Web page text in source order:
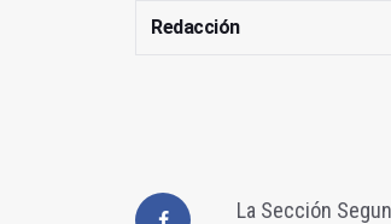
Redacción
La Sección